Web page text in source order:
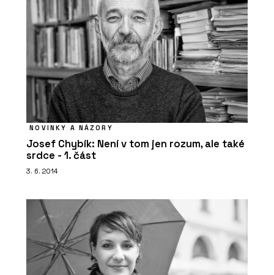
SLUŽBY
Konzultace - Hlinaři
NOVINKY A NÁZORY
Josef Chybík: Není v tom jen rozum, ale také
srdce - 1. část
3. 6. 2014